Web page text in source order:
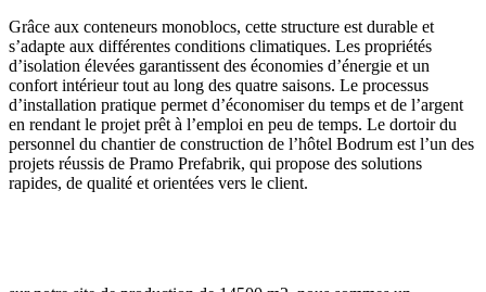
Grâce aux conteneurs monoblocs, cette structure est durable et
s’adapte aux différentes conditions climatiques. Les propriétés
d’isolation élevées garantissent des économies d’énergie et un
confort intérieur tout au long des quatre saisons. Le processus
d’installation pratique permet d’économiser du temps et de l’argent
en rendant le projet prêt à l’emploi en peu de temps. Le dortoir du
personnel du chantier de construction de l’hôtel Bodrum est l’un des
projets réussis de Pramo Prefabrik, qui propose des solutions
rapides, de qualité et orientées vers le client.